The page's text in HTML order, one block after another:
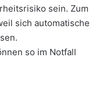
sein. Zum
sich automatische
so im Notfall